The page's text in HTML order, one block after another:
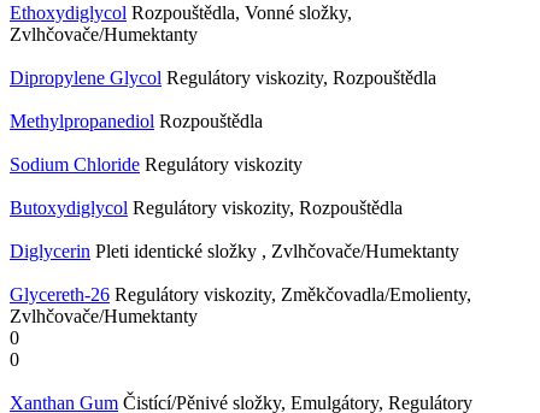
Ethoxydiglycol Rozpouštědla, Vonné složky,
Zvlhčovače/Humektanty
Dipropylene Glycol Regulátory viskozity, Rozpouštědla
Methylpropanediol Rozpouštědla
Sodium Chloride Regulátory viskozity
Butoxydiglycol Regulátory viskozity, Rozpouštědla
Diglycerin Pleti identické složky , Zvlhčovače/Humektanty
Glycereth-26 Regulátory viskozity, Změkčovadla/Emolienty,
Zvlhčovače/Humektanty
0
0
Xanthan Gum Čistící/Pěnivé složky, Emulgátory, Regulátory